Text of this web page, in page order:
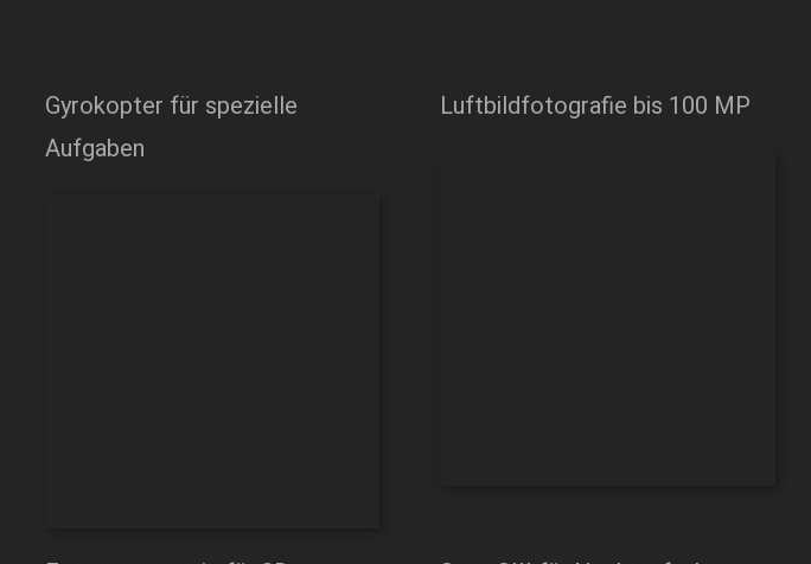
Gyrokopter für spezielle
Aufgaben
Luftbildfotografie bis 100 MP